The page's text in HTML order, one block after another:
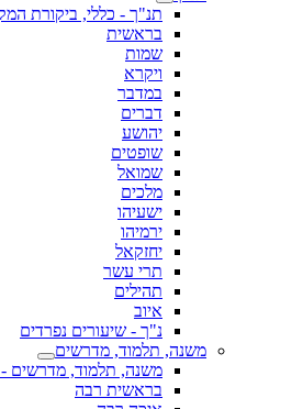
תנ"ך - כללי, ביקורת
בראשית
שמות
ויקרא
במדבר
דברים
יהושע
שופטים
שמואל
מלכים
ישעיהו
ירמיהו
יחזקאל
תרי עשר
תהילים
איוב
נ"ך - שיעורים נפרדים
משנה, תלמוד, מדרשים
משנה, תלמוד, מדרשים -
בראשית רבה